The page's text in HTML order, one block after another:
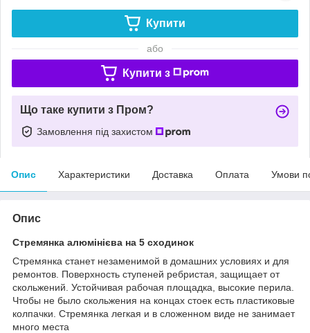
Купити
або
Купити з
Що таке купити з Пром?
Замовлення під захистом
Опис Характеристики Доставка Оплата Умови
Опис
Стремянка алюмінієва на 5 сходинок
Стремянка станет незаменимой в домашних условиях и для
ремонтов. Поверхность ступеней ребристая, защищает от
скольжений. Устойчивая рабочая площадка, высокие перила.
Чтобы не было скольжения на концах стоек есть пластиковые
колпачки. Стремянка легкая и в сложенном виде не занимает
много места